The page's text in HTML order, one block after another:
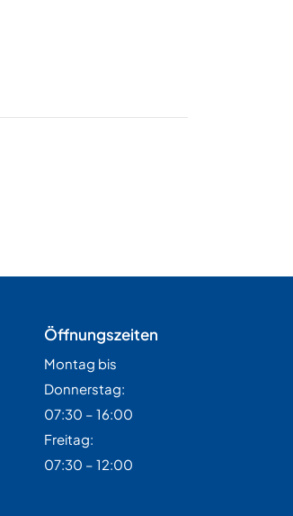
Öffnungszeiten
Montag bis
Donnerstag:
07:30 – 16:00
Freitag:
07:30 – 12:00